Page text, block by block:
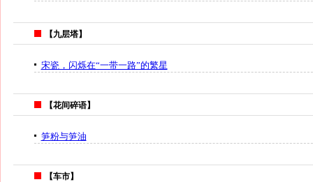
【九层塔】
宋瓷，闪烁在“一带一路”的繁星
【花间碎语】
笋粉与笋油
【车市】